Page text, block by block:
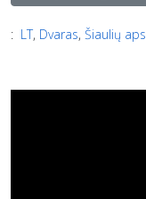
: LT, Dvaras, Šiaulių aps.